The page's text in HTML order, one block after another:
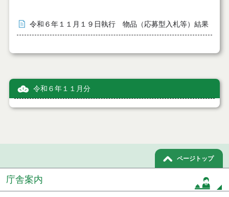
令和６年１１月１９日執行 物品（応募型入札等）結果
令和６年１１月分
ページトップ
庁舎案内